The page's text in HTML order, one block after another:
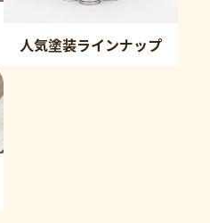
人気塗装ラインナップ